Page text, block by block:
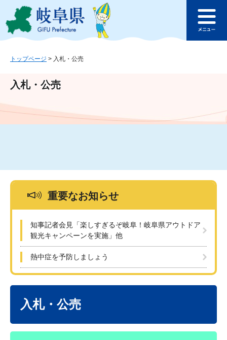
ジ
ュ
文
このページの本文へ
ュ
トップページ > 入札・公売
入札・公売
重要なお知らせ
知事記者会見「楽しすぎるぞ岐阜！岐阜県アウトドア
観光キャンペーンを実施」他
熱中症を予防しましょう
入札・公売